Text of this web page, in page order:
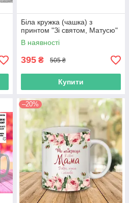
Біла кружка (чашка) з
принтом "Зі святом, Матусю"
В наявності
395 ₴ 505 ₴
Купити
–20%